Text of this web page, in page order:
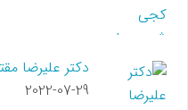
دکتر علیرضا
2022-07-29